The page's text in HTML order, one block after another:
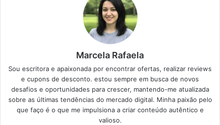
Marcela Rafaela
Sou escritora e apaixonada por encontrar ofertas, realizar reviews
e cupons de desconto. estou sempre em busca de novos
desafios e oportunidades para crescer, mantendo-me atualizada
sobre as últimas tendências do mercado digital. Minha paixão pelo
que faço é o que me impulsiona a criar conteúdo autêntico e
valioso.